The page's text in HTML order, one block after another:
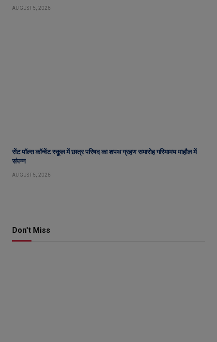
AUGUST 5, 2026
सेंट पॉल्स कॉन्वेंट स्कूल में छात्र परिषद का शपथ ग्रहण समारोह गरिमामय माहौल में
संपन्न
AUGUST 5, 2026
Don't Miss